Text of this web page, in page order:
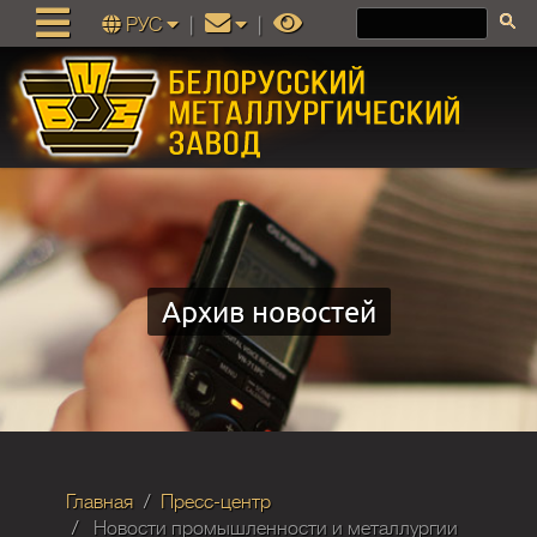
РУС
Архив новостей
Главная
Пресс-центр
Новости промышленности и металлургии